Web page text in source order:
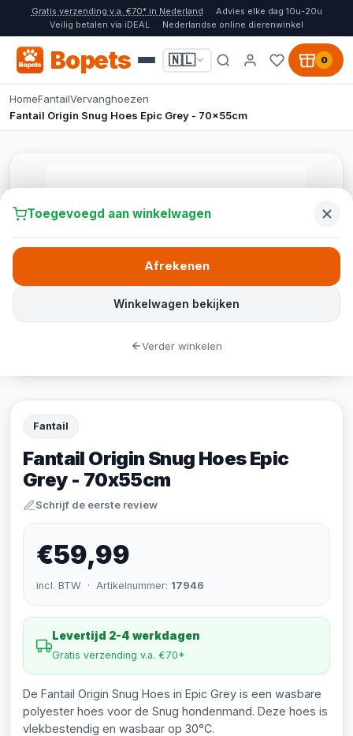
Gratis verzending v.a. €70* in Nederland
Advies elke dag 10u-20u
Veilig betalen via iDEAL
Nederlandse online dierenwinkel
Bopets 🇳🇱 0
HomeFantailVervanghoezen
Fantail Origin Snug Hoes Epic Grey - 70x55cm
Fantail
Fantail Origin Snug Hoes Epic
Grey - 70x55cm
Schrijf de eerste review
€59,99
incl. BTW · Artikelnummer: 17946
Levertijd 2-4 werkdagen
Gratis verzending v.a. €70*
De Fantail Origin Snug Hoes in Epic Grey is een wasbare
polyester hoes voor de Snug hondenmand. Deze hoes is
vlekbestendig en wasbaar op 30°C.
Toegevoegd aan winkelwagen
Winkelwagen bekijken
Afrekenen
Verder winkelen